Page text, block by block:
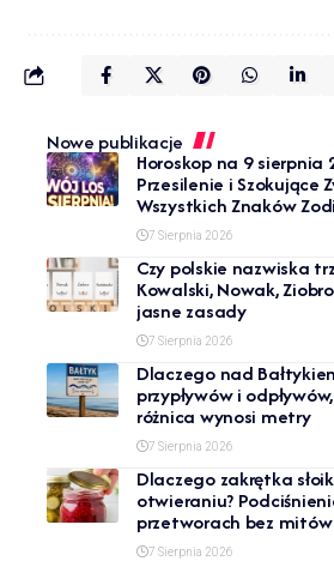
Nowe publikacje
Horoskop na 9 sierpnia
Przesilenie i Szokujące
Wszystkich Znaków
7 Sierpnia 2026
Czy polskie nazwiska
Kowalski, Nowak,
jasne zasady
7 Sierpnia 2026
Dlaczego nad
przypływów i
różnica wynosi metry
7 Sierpnia 2026
Dlaczego zakrętka
otwieraniu?
przetworach bez mitów
7 Sierpnia 2026